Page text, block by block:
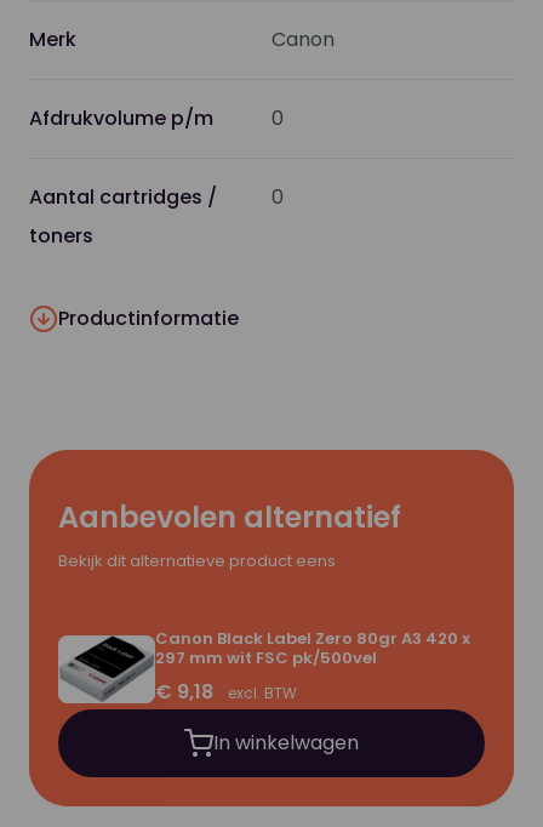
Merk Canon
Afdrukvolume p/m 0
Aantal cartridges /
toners
0
Productinformatie
Aanbevolen alternatief
Bekijk dit alternatieve product eens
Canon Black Label Zero 80gr A3 420 x
297 mm wit FSC pk/500vel
€ 9,18 excl. BTW
In winkelwagen